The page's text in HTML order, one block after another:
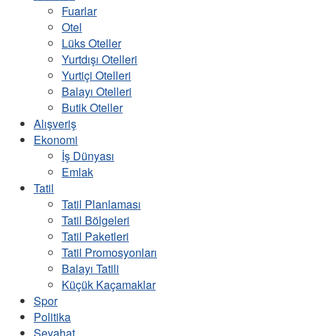
Fuarlar
Otel
Lüks Oteller
Yurtdışı Otelleri
Yurtiçi Otelleri
Balayı Otelleri
Butik Oteller
Alışveriş
Ekonomi
İş Dünyası
Emlak
Tatil
Tatil Planlaması
Tatil Bölgeleri
Tatil Paketleri
Tatil Promosyonları
Balayı Tatili
Küçük Kaçamaklar
Spor
Politika